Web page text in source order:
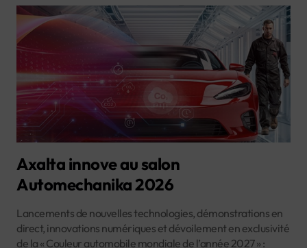
Axalta innove au salon
Automechanika 2026
Lancements de nouvelles technologies, démonstrations en
direct, innovations numériques et dévoilement en exclusivité
de la « Couleur automobile mondiale de l’année 2027 » :